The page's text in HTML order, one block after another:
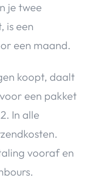
je twee
is een
een maand.
koopt, daalt
een pakket
In alle
vooraf en